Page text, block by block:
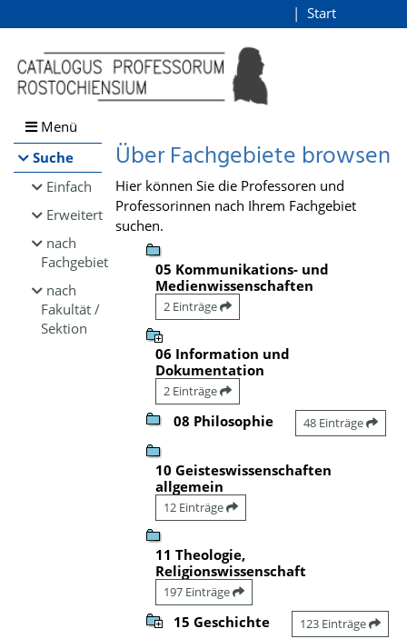
Browsen
direkt zum Inhalt
Start
Menü
Suche
Einfach
Erweitert
nach
Fachgebiet
nach
Fakultät /
Sektion
Über Fachgebiete browsen
Hier können Sie die Professoren und
Professorinnen nach Ihrem Fachgebiet
suchen.
05 Kommunikations- und
Medienwissenschaften
2 Einträge
06 Information und
Dokumentation
2 Einträge
08 Philosophie 48 Einträge
10 Geisteswissenschaften
allgemein
12 Einträge
11 Theologie,
Religionswissenschaft
197 Einträge
15 Geschichte 123 Einträge